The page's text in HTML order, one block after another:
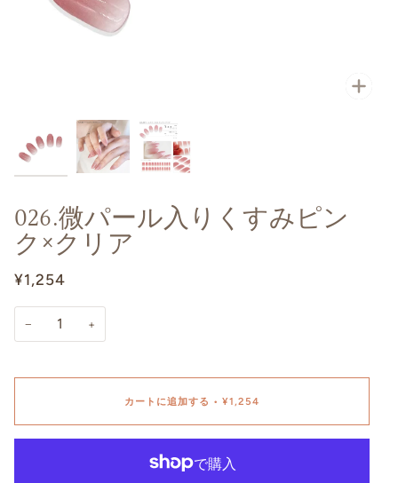
026.微パール入りくすみピン
ク×クリア
¥1,254
− +
カートに追加する • ¥1,254